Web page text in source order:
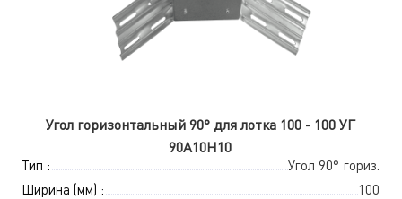
Угол горизонтальный 90° для лотка 100 - 100 УГ
90А10Н10
Тип :
Угол 90° гориз.
Ширина (мм) :
100